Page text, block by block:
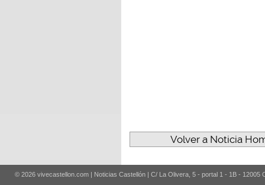
Volver a Noticia
© 2026 vivecastellon.com | Noticias Castellón | C/ La Olivera, 5 - portal 1 - 1B - 12005